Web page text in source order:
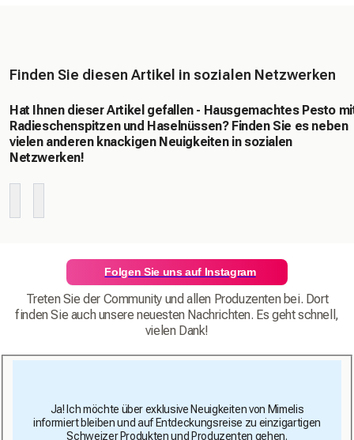
Finden Sie diesen Artikel in sozialen Netzwerken
Hat Ihnen dieser Artikel gefallen - Hausgemachtes Pesto
Radieschenspitzen und Haselnüssen? Finden Sie es neben
vielen anderen knackigen Neuigkeiten in sozialen
Netzwerken!
Folgen Sie uns auf Instagram
Treten Sie der Community und allen Produzenten bei. Dort
finden Sie auch unsere neuesten Nachrichten. Es geht schnell,
vielen Dank!
Ja! Ich möchte über exklusive Neuigkeiten von Mimelis
informiert bleiben und auf Entdeckungsreise zu einzigartigen
Schweizer Produkten und Produzenten gehen.